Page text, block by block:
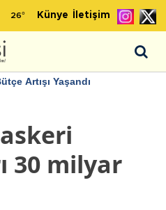
26° Künye İletişim
Artışı Yaşandı
30 milyar